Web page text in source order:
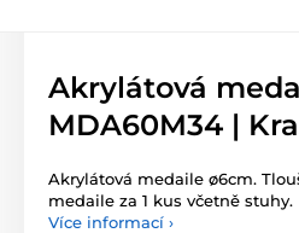
Akrylátová
MDA60M34 |
Akrylátová medaile ø6cm.
medaile za 1 kus včetně stuhy.
Více informací ›